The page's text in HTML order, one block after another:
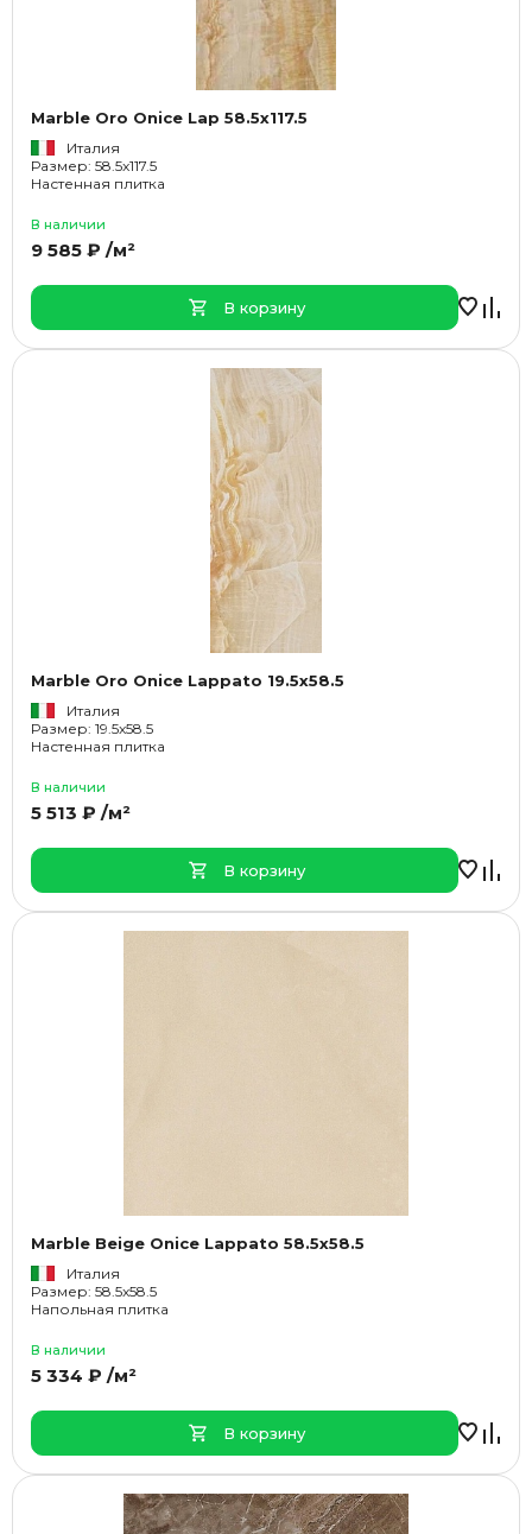
Marble Oro Onice Lap 58.5x117.5
Италия
Размер: 58.5x117.5
Настенная плитка
В наличии
9 585 ₽ /м²
В корзину
Marble Oro Onice Lappato 19.5x58.5
Италия
Размер: 19.5x58.5
Настенная плитка
В наличии
5 513 ₽ /м²
В корзину
Marble Beige Onice Lappato 58.5x58.5
Италия
Размер: 58.5x58.5
Напольная плитка
В наличии
5 334 ₽ /м²
В корзину